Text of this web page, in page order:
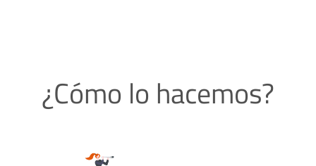
¿Cómo lo hacemos?